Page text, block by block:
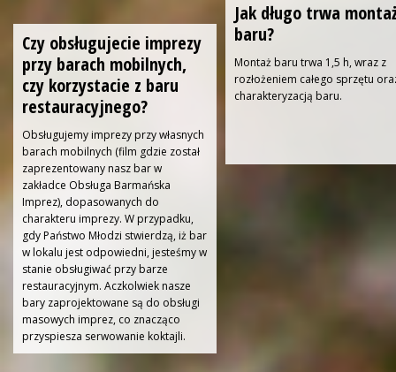
Jak długo trwa
baru?
Montaż baru trwa 1,5 h, wraz z
rozłożeniem całego sprzętu
charakteryzacją baru.
Czy obsługujecie imprezy
przy barach mobilnych,
czy korzystacie z baru
restauracyjnego?
Obsługujemy imprezy przy własnych
barach mobilnych (film gdzie został
zaprezentowany nasz bar w
zakładce Obsługa Barmańska
Imprez), dopasowanych do
charakteru imprezy. W przypadku,
gdy Państwo Młodzi stwierdzą, iż bar
w lokalu jest odpowiedni, jesteśmy w
stanie obsługiwać przy barze
restauracyjnym. Aczkolwiek nasze
bary zaprojektowane są do obsługi
masowych imprez, co znacząco
przyspiesza serwowanie koktajli.